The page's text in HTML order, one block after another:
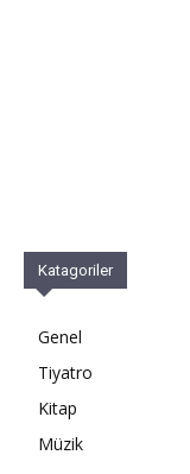
Katagoriler
Genel
Tiyatro
Kitap
Müzik